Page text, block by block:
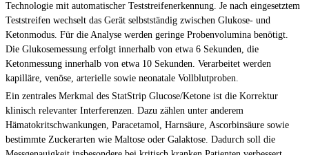
Technologie mit automatischer Teststreifenerkennung. Je nach eingesetztem
Teststreifen wechselt das Gerät selbstständig zwischen Glukose- und
Ketonmodus. Für die Analyse werden geringe Probenvolumina benötigt.
Die Glukosemessung erfolgt innerhalb von etwa 6 Sekunden, die
Ketonmessung innerhalb von etwa 10 Sekunden. Verarbeitet werden
kapilläre, venöse, arterielle sowie neonatale Vollblutproben.
Ein zentrales Merkmal des StatStrip Glucose/Ketone ist die Korrektur
klinisch relevanter Interferenzen. Dazu zählen unter anderem
Hämatokritschwankungen, Paracetamol, Harnsäure, Ascorbinsäure sowie
bestimmte Zuckerarten wie Maltose oder Galaktose. Dadurch soll die